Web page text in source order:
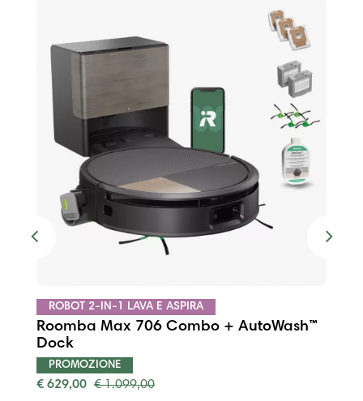
Previous
ROBOT 2-IN-1 LAVA E ASPIRA
Roomba Max 705 Combo + AutoWash™
Dock
PROMOZIONE
€ 629,00 € 1.099,00
Next